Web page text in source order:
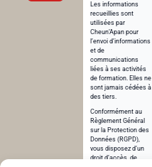
Les informations
recueillies sont
utilisées par
Cheun’Apan pour
l’envoi d’informations
et de
communications
liées à ses activités
de formation. Elles ne
sont jamais cédées à
des tiers.
Conformément au
Règlement Général
sur la Protection des
Données (RGPD),
vous disposez d’un
droit d’accès, de